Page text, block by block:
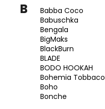
B
Babba Coco
Babuschka
Bengala
BigMaks
BlackBurn
BLADE
BODO HOOKAH
Bohemia Tobbaco
Boho
Bonche